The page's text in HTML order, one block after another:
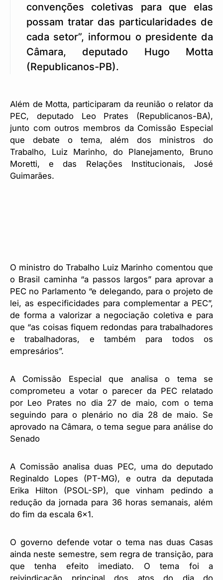
convenções coletivas para que elas
possam tratar das particularidades de
cada setor”, informou o presidente da
Câmara, deputado Hugo Motta
(Republicanos-PB).
Além de Motta, participaram da reunião o relator da
PEC, deputado Leo Prates (Republicanos-BA),
junto com outros membros da Comissão Especial
que debate o tema, além dos ministros do
Trabalho, Luiz Marinho, do Planejamento, Bruno
Moretti, e das Relações Institucionais, José
Guimarães.
O ministro do Trabalho Luiz Marinho comentou que
o Brasil caminha “a passos largos” para aprovar a
PEC no Parlamento “e delegando, para o projeto de
lei, as especificidades para complementar a PEC”,
de forma a valorizar a negociação coletiva e para
que “as coisas fiquem redondas para trabalhadores
e trabalhadoras, e também para todos os
empresários”.
A Comissão Especial que analisa o tema se
comprometeu a votar o parecer da PEC relatado
por Leo Prates no dia 27 de maio, com o tema
seguindo para o plenário no dia 28 de maio. Se
aprovado na Câmara, o tema segue para análise do
Senado
A Comissão analisa duas PEC, uma do deputado
Reginaldo Lopes (PT-MG), e outra da deputada
Erika Hilton (PSOL-SP), que vinham pedindo a
redução da jornada para 36 horas semanais, além
do fim da escala 6×1.
O governo defende votar o tema nas duas Casas
ainda neste semestre, sem regra de transição, para
que tenha efeito imediato. O tema foi a
reivindicação principal dos atos do dia do